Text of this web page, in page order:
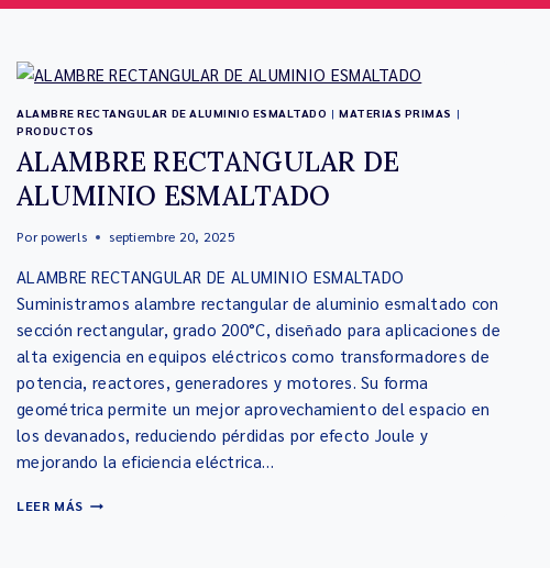
ALAMBRE RECTANGULAR DE ALUMINIO ESMALTADO |MATERIAS PRIMAS |
PRODUCTOS
ALAMBRE RECTANGULAR DE
ALUMINIO ESMALTADO
Porpowerls septiembre 20, 2025
ALAMBRE RECTANGULAR DE ALUMINIO ESMALTADO
Suministramos alambre rectangular de aluminio esmaltado con
sección rectangular, grado 200°C, diseñado para aplicaciones de
alta exigencia en equipos eléctricos como transformadores de
potencia, reactores, generadores y motores. Su forma
geométrica permite un mejor aprovechamiento del espacio en
los devanados, reduciendo pérdidas por efecto Joule y
mejorando la eficiencia eléctrica…
LEER MÁS